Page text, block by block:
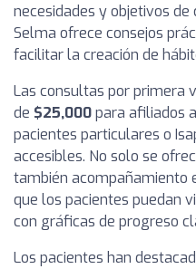
necesidades y objetivos de
Selma ofrece consejos
facilitar la creación de
Las consultas por primera
de $25,000para afiliados
pacientes particulares o
accesibles. No solo se
también acompañamiento
que los pacientes puedan
con gráficas de progreso
Los pacientes han